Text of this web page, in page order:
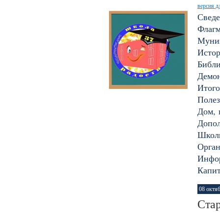
версия
Дом,
08